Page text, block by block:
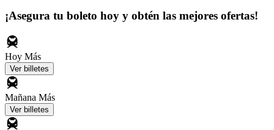
¡Asegura tu boleto hoy y obtén las mejores ofertas!
Hoy Más
Ver billetes
Mañana Más
Ver billetes